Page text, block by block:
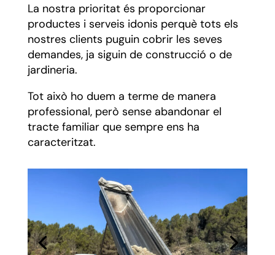
La nostra prioritat és proporcionar
productes i serveis idonis perquè tots els
nostres clients puguin cobrir les seves
demandes, ja siguin de construcció o de
jardineria.
Tot això ho duem a terme de manera
professional, però sense abandonar el
tracte familiar que sempre ens ha
caracteritzat.